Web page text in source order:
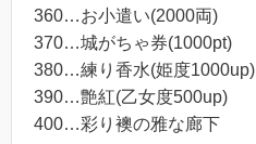
360…お小遣い(2000両)
370…城がちゃ券(1000pt)
380…練り香水(姫度1000up)
390…艶紅(乙女度500up)
400…彩り襖の雅な廊下